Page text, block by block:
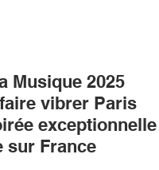
Musique 2025
vibrer Paris
exceptionnelle
sur France